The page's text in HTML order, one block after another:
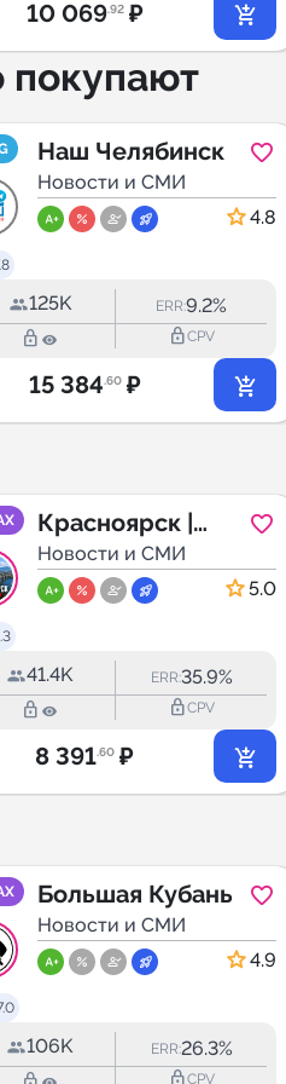
10 069.92 ₽
покупают
Наш Челябинск
Новости и СМИ
4.8
125K ERR:9.2%
lock_outline lock_outlineCPV
15 384.60 ₽
Красноярск |
Новости
Новости и СМИ
5.0
41.4K ERR:35.9%
lock_outline lock_outlineCPV
8 391.60 ₽
Большая Кубань
Новости и СМИ
4.9
106K ERR:26.3%
lock_outlineCPV